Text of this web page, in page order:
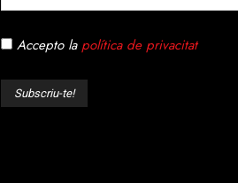
Accepto la política de privacitat